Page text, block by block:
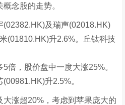
念股的走势。
及瑞声(02018.HK)
(01810.HK)升2.6%。丘钛科技
倍，股价盘中一度大涨25%。
升2.5%。
涨超20%，考虑到苹果庞大的